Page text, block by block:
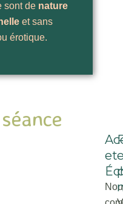
sont de nature
et sans
érotique.
et